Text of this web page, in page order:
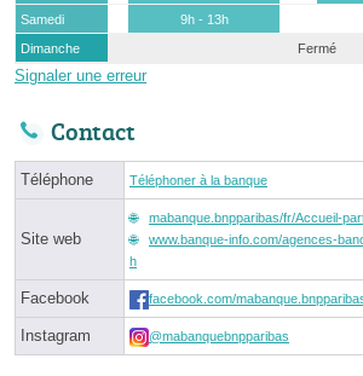
Samedi
9h - 13h
Dimanche
Fermé
Signaler une erreur
Contact
Téléphone Téléphoner à la banque
Site web
mabanque.bnpparibas/fr/Accueil-
www.banque-info.com/agences-
h
Facebook facebook.com/
Instagram @mabanquebnpparibas